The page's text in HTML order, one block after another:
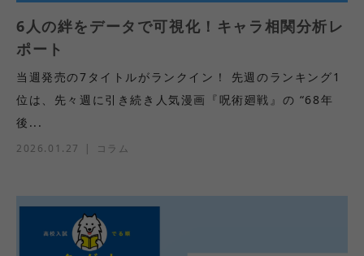
6人の絆をデータで可視化！キャラ相関分析レ
ポート
当週発売の7タイトルがランクイン！ 先週のランキング1
位は、先々週に引き続き人気漫画『呪術廻戦』の “68年
後...
2026.01.27 コラム